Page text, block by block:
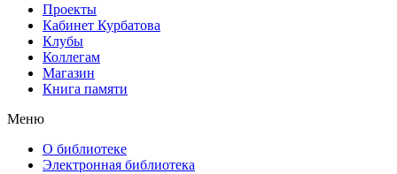
Проекты
Кабинет Курбатова
Клубы
Коллегам
Магазин
Книга памяти
Меню
О библиотеке
Электронная библиотека